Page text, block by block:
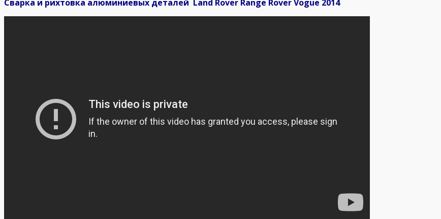
Сварка и рихтовка алюминиевых деталей Land Rover Range Rover Vogue 2014